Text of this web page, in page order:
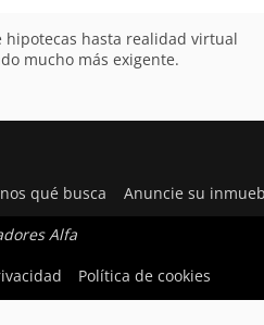
hipotecas hasta realidad virtual
mucho más exigente.
qué busca Anuncie su
Alfa
Política de cookies